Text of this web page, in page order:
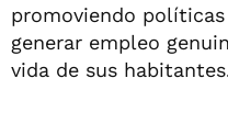
promoviendo
generar empleo
vida de sus